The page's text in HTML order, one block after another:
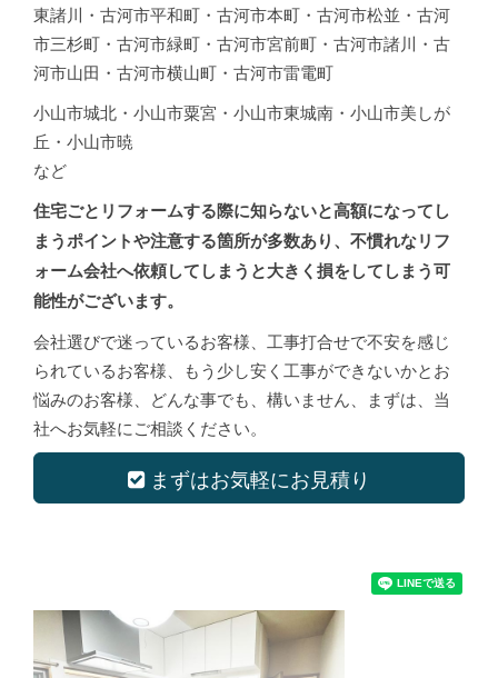
東諸川・古河市平和町・古河市本町・古河市松並・古河
市三杉町・古河市緑町・古河市宮前町・古河市諸川・古
河市山田・古河市横山町・古河市雷電町
小山市城北・小山市粟宮・小山市東城南・小山市美しが
丘・小山市暁
など
住宅ごとリフォームする際に知らないと高額になってし
まうポイントや注意する箇所が多数あり、不慣れなリフ
ォーム会社へ依頼してしまうと大きく損をしてしまう可
能性がございます。
会社選びで迷っているお客様、工事打合せで不安を感じ
られているお客様、もう少し安く工事ができないかとお
悩みのお客様、どんな事でも、構いません、まずは、当
社へお気軽にご相談ください。
まずはお気軽にお見積り